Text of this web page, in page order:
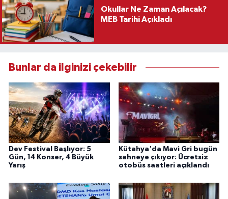
Okullar Ne Zaman Açılacak?
MEB Tarihi Açıkladı
Bunlar da ilginizi çekebilir
Dev Festival Başlıyor: 5
Gün, 14 Konser, 4 Büyük
Yarış
Kütahya'da Mavi Gri bugün
sahneye çıkıyor: Ücretsiz
otobüs saatleri açıklandı